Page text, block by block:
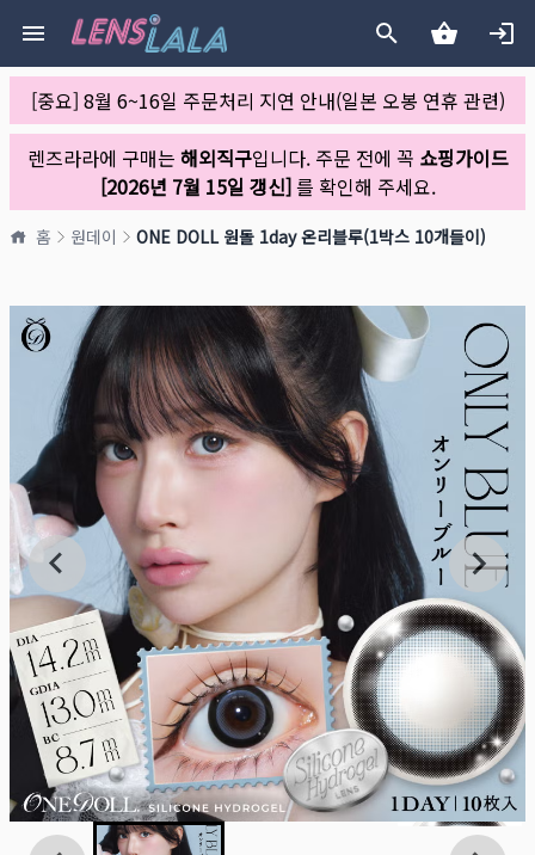
[중요] 8월 6~16일 주문처리 지연 안내(일본 오봉 연휴 관련)
렌즈라라에 구매는 해외직구입니다. 주문 전에 꼭 쇼핑가이드
[2026년 7월 15일 갱신]를 확인해 주세요.
홈 원데이 ONE DOLL 원돌 1day 온리블루(1박스 10개들이)